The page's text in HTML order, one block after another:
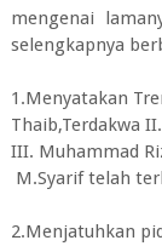
mengenai
selengkapnya
1.Menyatakan
Thaib,Terdakwa
III. Muhammad
M.Syarif telah
2.Menjatuhkan